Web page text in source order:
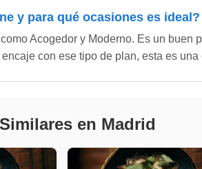
y para qué ocasiones es ideal?
Acogedor y Moderno. Es un buen
con ese tipo de plan, esta es
en Madrid